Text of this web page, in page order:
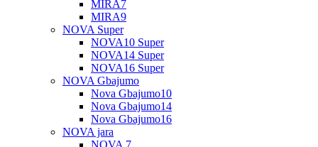
MIRA7
MIRA9
NOVA Super
NOVA10 Super
NOVA14 Super
NOVA16 Super
NOVA Gbajumo
Nova Gbajumo10
Nova Gbajumo14
Nova Gbajumo16
NOVA jara
NOVA 7